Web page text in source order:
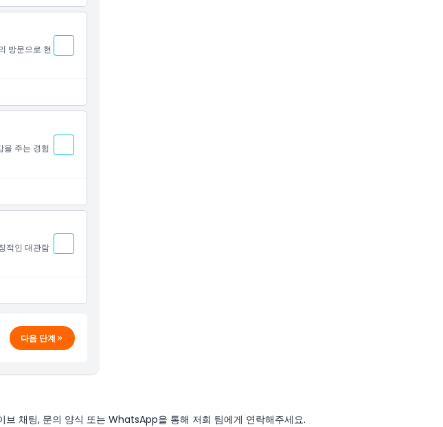
방문으로 현
주는 경험
적인 대관람
다음 단계
채팅, 문의 양식 또는 WhatsApp을 통해 저희 팀에게 연락해주세요.